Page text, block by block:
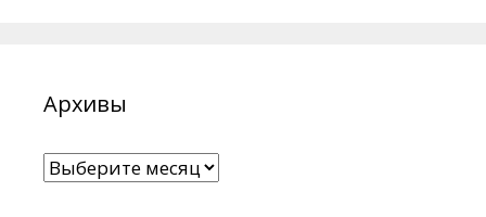
Архивы
Архивы